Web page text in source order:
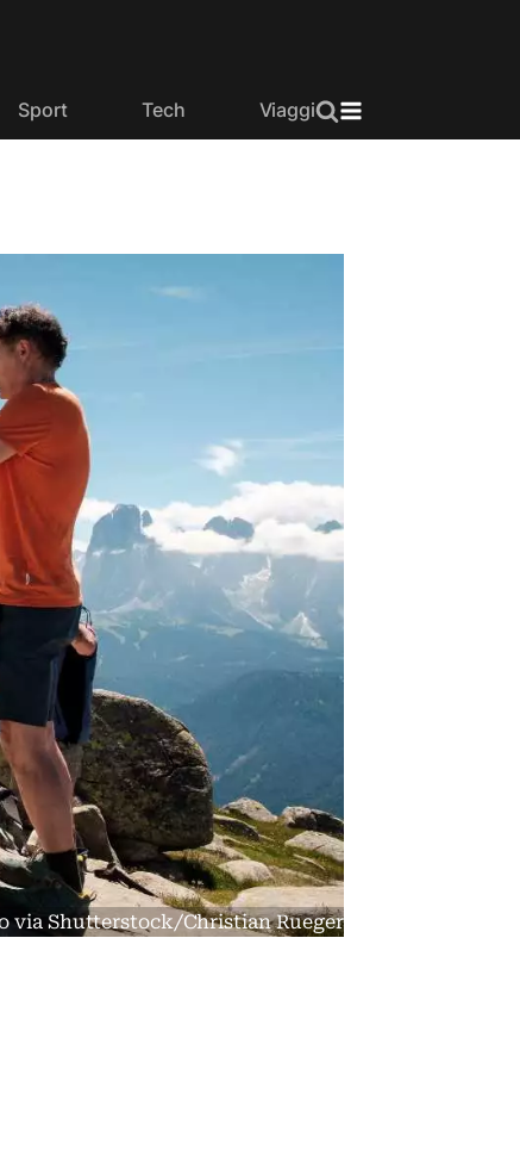
Sport Tech Viaggi
via Shutterstock/Christian Rueger